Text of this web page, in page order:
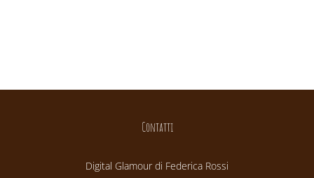
Contatti
Digital Glamour di Federica Rossi